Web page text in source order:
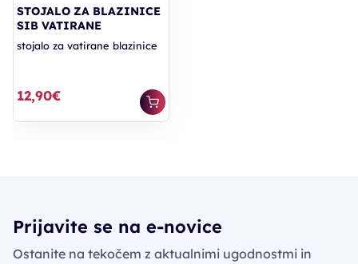
STOJALO ZA BLAZINICE
SIB VATIRANE
stojalo za vatirane blazinice
12,90€
Prijavite se na e-novice
Ostanite na tekočem z aktualnimi ugodnostmi in